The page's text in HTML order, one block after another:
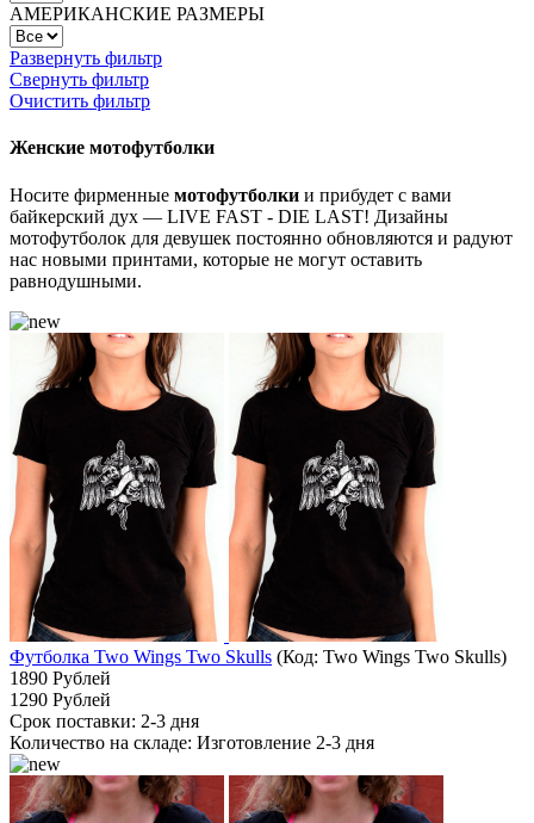
АМЕРИКАНСКИЕ РАЗМЕРЫ
Развернуть фильтр
Свернуть фильтр
Очистить фильтр
Женские мотофутболки
Носите фирменные мотофутболки и прибудет с вами
байкерский дух — LIVE FAST - DIE LAST! Дизайны
мотофутболок для девушек постоянно обновляются и радуют
нас новыми принтами, которые не могут оставить
равнодушными.
Футболка Two Wings Two Skulls (Код: Two Wings Two Skulls)
1890 Рублей
1290 Рублей
Срок поставки: 2-3 дня
Количество на складе: Изготовление 2-3 дня